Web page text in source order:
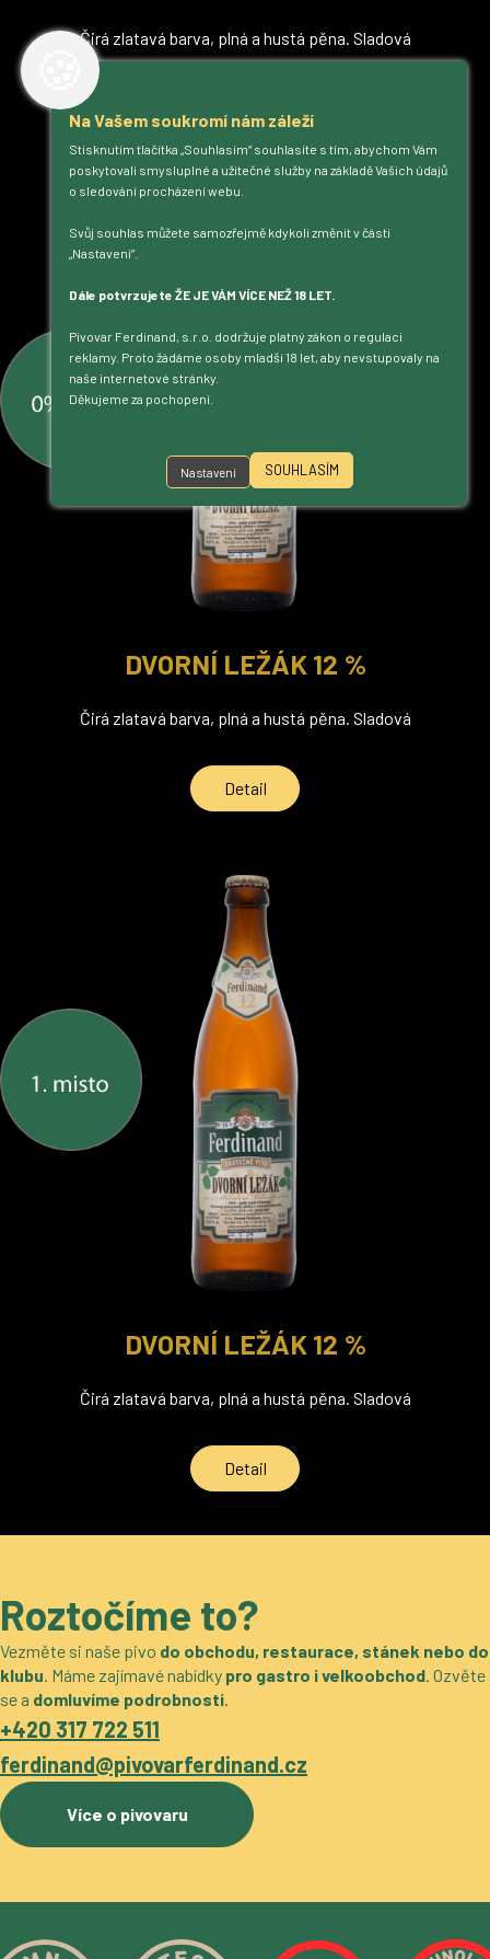
Na Vašem soukromí nám záleží
Stisknutím tlačítka „Souhlasím“ souhlasíte s tím, abychom Vám
poskytovali smysluplné a užitečné služby na základě Vašich údajů
o sledování procházení webu.
Svůj souhlas můžete samozřejmě kdykoli změnit v části
„Nastavení“.
Dále potvrzujete ŽE JE VÁM VÍCE NEŽ 18 LET.
Pivovar Ferdinand, s.r.o. dodržuje platný zákon o regulaci
reklamy. Proto žádáme osoby mladší 18 let, aby nevstupovaly na
naše internetové stránky.
Děkujeme za pochopení.
Nastavení SOUHLASÍM
Čirá zlatavá barva, plná a hustá pěna. Sladová
DVORNÍ LEŽÁK 12 %
Čirá zlatavá barva, plná a hustá pěna. Sladová
Detail
DVORNÍ LEŽÁK 12 %
Čirá zlatavá barva, plná a hustá pěna. Sladová
Detail
Roztočíme to?
Vezměte si naše pivo do obchodu, restaurace, stánek nebo do
klubu. Máme zajímavé nabídky pro gastro i velkoobchod. Ozvěte
se a domluvíme podrobnosti.
+420 317 722 511
ferdinand@pivovarferdinand.cz
Více o pivovaru